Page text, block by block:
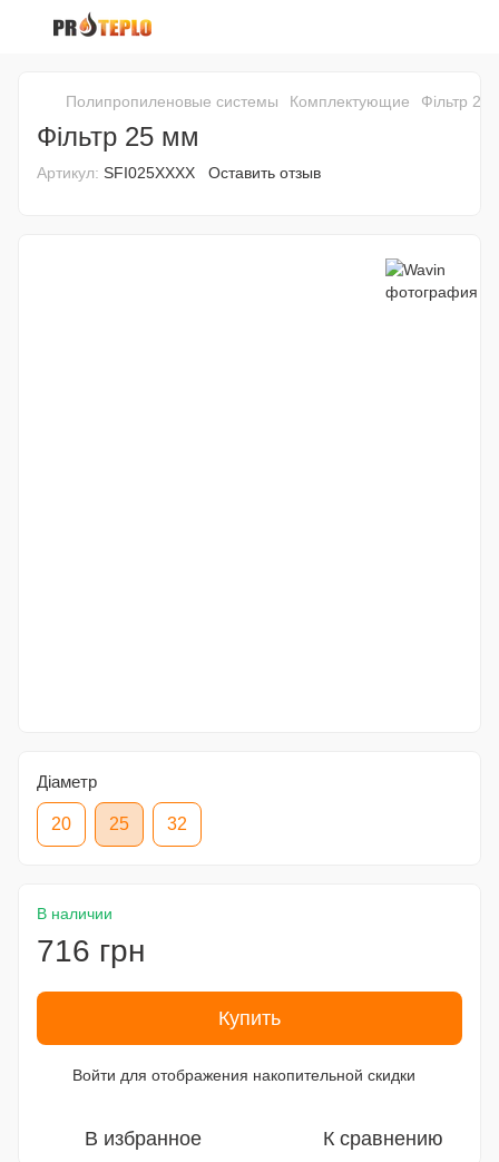
Полипропиленовые системы Комплектующие Фільтр 25
Фільтр 25 мм
Артикул: SFI025XXXX Оставить отзыв
Діаметр
20 25 32
В наличии
716 грн
Купить
Войти для отображения накопительной скидки
В избранное К сравнению